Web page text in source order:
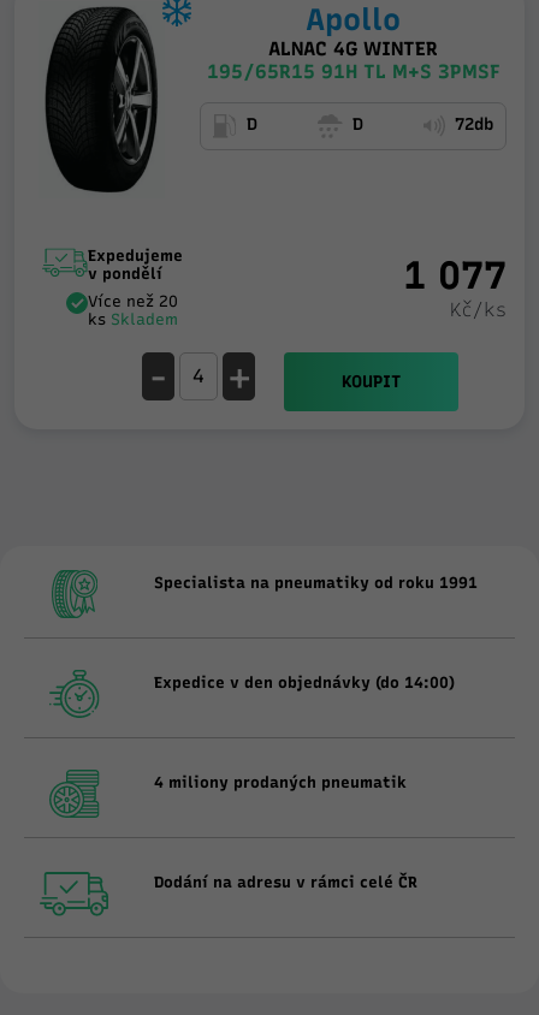
Apollo
ALNAC 4G WINTER
195/65R15 91H TL M+S 3PMSF
D D 72db
Expedujeme
v pondělí
Více než 20
ks Skladem
1 077
Kč/ks
- + KOUPIT
Specialista na pneumatiky od roku 1991
Expedice v den objednávky (do 14:00)
4 miliony prodaných pneumatik
Dodání na adresu v rámci celé ČR